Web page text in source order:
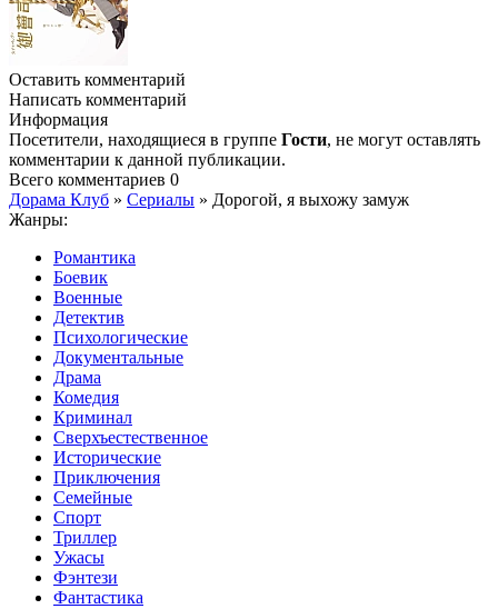
Оставить комментарий
Написать комментарий
Информация
Посетители, находящиеся в группе Гости, не могут оставлять
комментарии к данной публикации.
Всего комментариев 0
Дорама Клуб » Сериалы » Дорогой, я выхожу замуж
Жанры:
Романтика
Боевик
Военные
Детектив
Психологические
Документальные
Драма
Комедия
Криминал
Сверхъестественное
Исторические
Приключения
Семейные
Спорт
Триллер
Ужасы
Фэнтези
Фантастика